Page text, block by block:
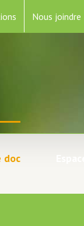
Nous joindre
doc